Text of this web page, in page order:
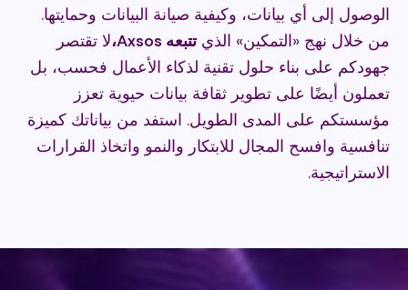
الوصول إلى أي بيانات، وكيفية صيانة البيانات وحمايتها.
من خلال نهج «التمكين» الذيتتبعه Axsos،
لا تقتصر
جهودكم على بناء حلول تقنية لذكاء الأعمال فحسب، بل
تعملون أيضًا على تطوير ثقافة بيانات حيوية تعزز
مؤسستكم على المدى الطويل. استفد من بياناتك كميزة
تنافسية وافسح المجال للابتكار والنمو واتخاذ القرارات
الاستراتيجية.